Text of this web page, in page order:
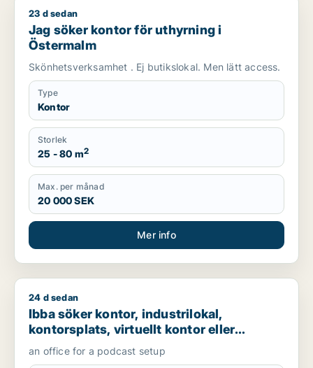
Jag söker kontor för uthyrning i Östermalm
23 d sedan
Jag söker kontor för uthyrning i
Östermalm
Skönhetsverksamhet . Ej butikslokal. Men lätt access.
Type
Kontor
Storlek
25 - 80 m2
Max. per månad
20 000 SEK
Mer info
Ibba söker kontor, industrilokal, kontorsplats, virtuellt
24 d sedan
Ibba söker kontor, industrilokal,
kontorsplats, virtuellt kontor eller
showroom för uthyrning i
Hammarbyhamnen
an office for a podcast setup